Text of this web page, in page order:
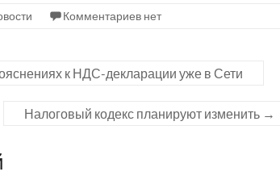
Комментариев нет
к НДС-декларации уже в Сети
Налоговый кодекс планируют изменить →